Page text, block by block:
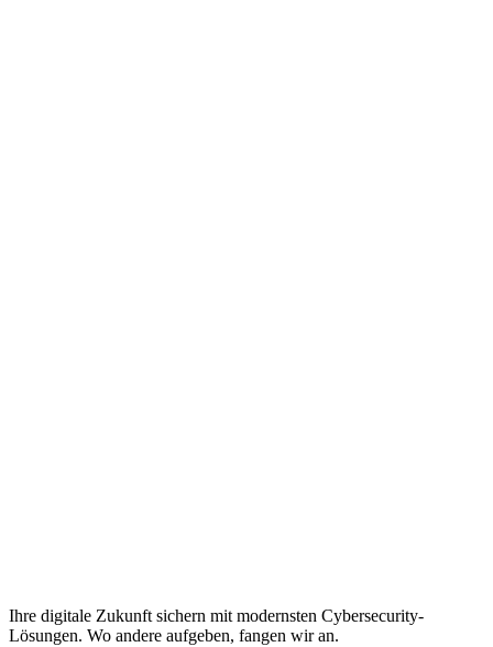
Ihre digitale Zukunft sichern mit modernsten Cybersecurity-
Lösungen. Wo andere aufgeben, fangen wir an.